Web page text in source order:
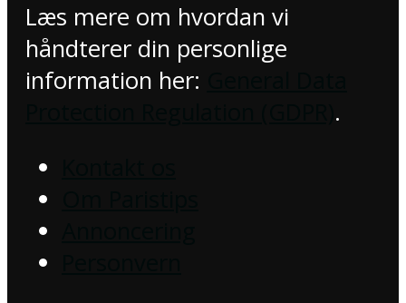
Læs mere om hvordan vi
håndterer din personlige
information her:
.